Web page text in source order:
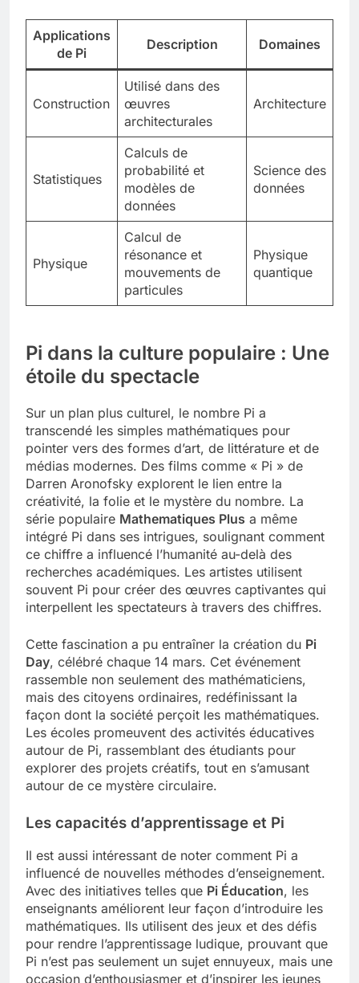
Applications
de Pi
Description Domaines
Construction
Utilisé dans des
œuvres
architecturales
Architecture
Statistiques
Calculs de
probabilité et
modèles de
données
Science des
données
Physique
Calcul de
résonance et
mouvements de
particules
Physique
quantique
Pi dans la culture populaire : Une
étoile du spectacle
Sur un plan plus culturel, le nombre Pi a
transcendé les simples mathématiques pour
pointer vers des formes d’art, de littérature et de
médias modernes. Des films comme « Pi » de
Darren Aronofsky explorent le lien entre la
créativité, la folie et le mystère du nombre. La
série populaire Mathematiques Plus a même
intégré Pi dans ses intrigues, soulignant comment
ce chiffre a influencé l’humanité au-delà des
recherches académiques. Les artistes utilisent
souvent Pi pour créer des œuvres captivantes qui
interpellent les spectateurs à travers des chiffres.
Cette fascination a pu entraîner la création du Pi
Day, célébré chaque 14 mars. Cet événement
rassemble non seulement des mathématiciens,
mais des citoyens ordinaires, redéfinissant la
façon dont la société perçoit les mathématiques.
Les écoles promeuvent des activités éducatives
autour de Pi, rassemblant des étudiants pour
explorer des projets créatifs, tout en s’amusant
autour de ce mystère circulaire.
Les capacités d’apprentissage et Pi
Il est aussi intéressant de noter comment Pi a
influencé de nouvelles méthodes d’enseignement.
Avec des initiatives telles que Pi Éducation, les
enseignants améliorent leur façon d’introduire les
mathématiques. Ils utilisent des jeux et des défis
pour rendre l’apprentissage ludique, prouvant que
Pi n’est pas seulement un sujet ennuyeux, mais une
occasion d’enthousiasmer et d’inspirer les jeunes